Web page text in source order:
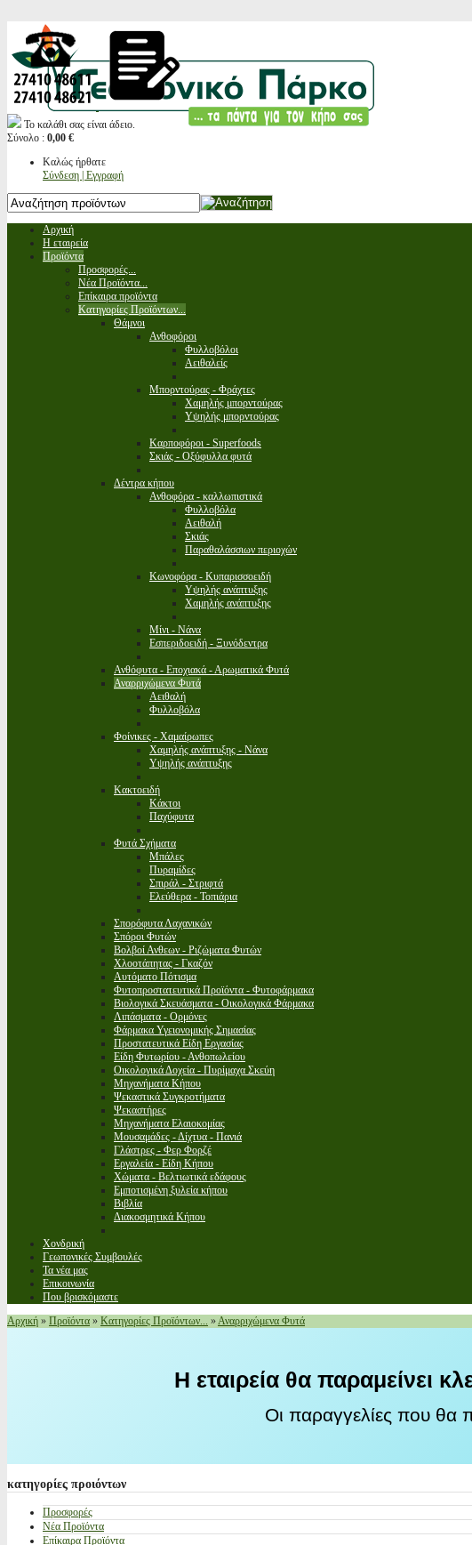
Το καλάθι σας είναι άδειο.
Σύνολο : 0,00 €
Καλώς ήρθατε
Σύνδεση | Εγγραφή
Αρχική
Η εταιρεία
Προϊόντα
Προσφορές...
Νέα Προϊόντα...
Επίκαιρα προϊόντα
Κατηγορίες Προϊόντων...
Θάμνοι
Ανθοφόροι
Φυλλοβόλοι
Αειθαλείς
Μπορντούρας - Φράχτες
Χαμηλής μπορντούρας
Υψηλής μπορντούρας
Καρποφόροι - Superfoods
Σκιάς - Οξύφυλλα φυτά
Δέντρα κήπου
Ανθοφόρα - καλλωπιστικά
Φυλλοβόλα
Αειθαλή
Σκιάς
Παραθαλάσσιων περιοχών
Κωνοφόρα - Κυπαρισσοειδή
Υψηλής ανάπτυξης
Χαμηλής ανάπτυξης
Μίνι - Νάνα
Εσπεριδοειδή - Ξυνόδεντρα
Ανθόφυτα - Εποχιακά - Αρωματικά Φυτά
Αναρριχώμενα Φυτά
Αειθαλή
Φυλλοβόλα
Φοίνικες - Χαμαίρωπες
Χαμηλής ανάπτυξης - Νάνα
Υψηλής ανάπτυξης
Κακτοειδή
Κάκτοι
Παχύφυτα
Φυτά Σχήματα
Μπάλες
Πυραμίδες
Σπιράλ - Στριφτά
Ελεύθερα - Τοπιάρια
Σπορόφυτα Λαχανικών
Σπόροι Φυτών
Βολβοί Ανθεων - Ριζώματα Φυτών
Χλοοτάπητας - Γκαζόν
Αυτόματο Πότισμα
Φυτοπροστατευτικά Προϊόντα - Φυτοφάρμακα
Βιολογικά Σκευάσματα - Οικολογικά Φάρμακα
Λιπάσματα - Ορμόνες
Φάρμακα Υγειονομικής Σημασίας
Προστατευτικά Είδη Εργασίας
Είδη Φυτωρίου - Ανθοπωλείου
Οικολογικά Δοχεία - Πυρίμαχα Σκεύη
Μηχανήματα Κήπου
Ψεκαστικά Συγκροτήματα
Ψεκαστήρες
Μηχανήματα Ελαιοκομίας
Μουσαμάδες - Δίχτυα - Πανιά
Γλάστρες - Φερ Φορζέ
Εργαλεία - Είδη Κήπου
Χώματα - Βελτιωτικά εδάφους
Εμποτισμένη ξυλεία κήπου
Βιβλία
Διακοσμητικά Κήπου
Χονδρική
Γεωπονικές Συμβουλές
Τα νέα μας
Επικοινωνία
Που βρισκόμαστε
Αρχική » Προϊόντα » Κατηγορίες Προϊόντων... »Αναρριχώμενα Φυτά
Η εταιρεία θα παραμείνει
Οι παραγγελίες που θα
κατηγορίες προιόντων
Προσφορές
Νέα Προϊόντα
Επίκαιρα Προϊόντα